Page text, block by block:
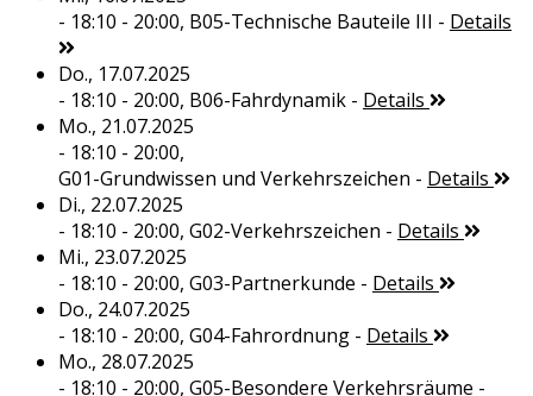
- 18:10 - 20:00, B05-Technische Bauteile III - Details
Do., 17.07.2025
- 18:10 - 20:00, B06-Fahrdynamik- Details
Mo., 21.07.2025
- 18:10 - 20:00,
G01-Grundwissen und Verkehrszeichen - Details
Di., 22.07.2025
- 18:10 - 20:00, G02-Verkehrszeichen - Details
Mi., 23.07.2025
- 18:10 - 20:00, G03-Partnerkunde - Details
Do., 24.07.2025
- 18:10 - 20:00, G04-Fahrordnung- Details
Mo., 28.07.2025
- 18:10 - 20:00, G05-Besondere Verkehrsräume -